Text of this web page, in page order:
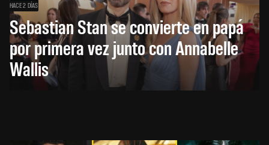
HACE 2 DÍAS
Sebastian Stan se convierte en papá
por primera vez junto con Annabelle
Wallis